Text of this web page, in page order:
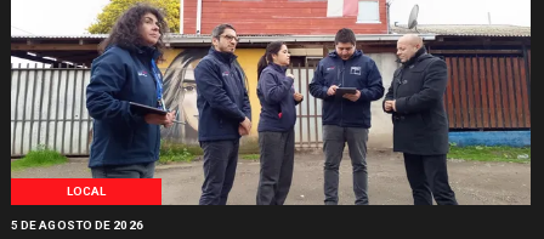
LOCAL
5 DE AGOSTO DE 2026